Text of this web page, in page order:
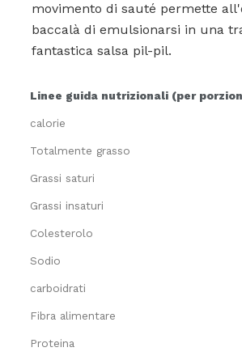
movimento di sauté permette
baccalà di emulsionarsi in una
fantastica salsa pil-pil.
Linee guida nutrizionali (per
calorie
Totalmente grasso
Grassi saturi
Grassi insaturi
Colesterolo
Sodio
carboidrati
Fibra alimentare
Proteina